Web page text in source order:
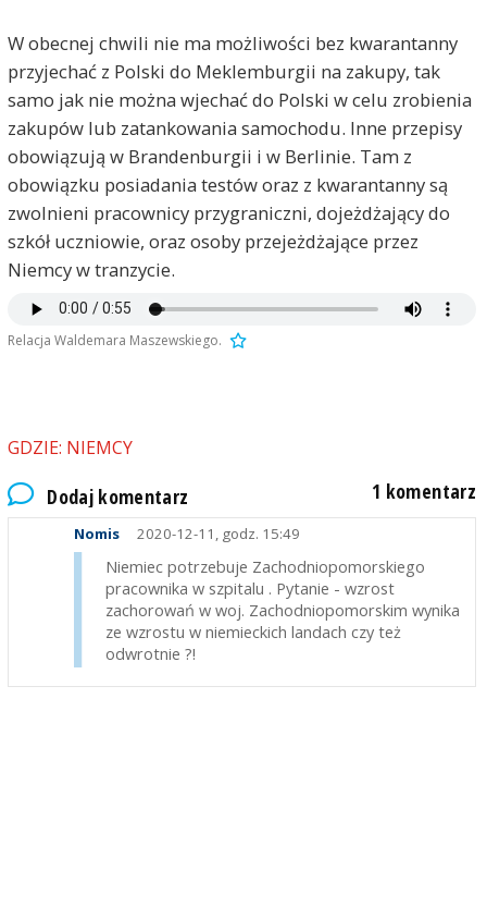
W obecnej chwili nie ma możliwości bez kwarantanny
przyjechać z Polski do Meklemburgii na zakupy, tak
samo jak nie można wjechać do Polski w celu zrobienia
zakupów lub zatankowania samochodu. Inne przepisy
obowiązują w Brandenburgii i w Berlinie. Tam z
obowiązku posiadania testów oraz z kwarantanny są
zwolnieni pracownicy przygraniczni, dojeżdżający do
szkół uczniowie, oraz osoby przejeżdżające przez
Niemcy w tranzycie.
Relacja Waldemara Maszewskiego.
GDZIE: NIEMCY
Dodaj komentarz 1 komentarz
Nomis 2020-12-11, godz. 15:49
Niemiec potrzebuje Zachodniopomorskiego
pracownika w szpitalu . Pytanie - wzrost
zachorowań w woj. Zachodniopomorskim wynika
ze wzrostu w niemieckich landach czy też
odwrotnie ?!